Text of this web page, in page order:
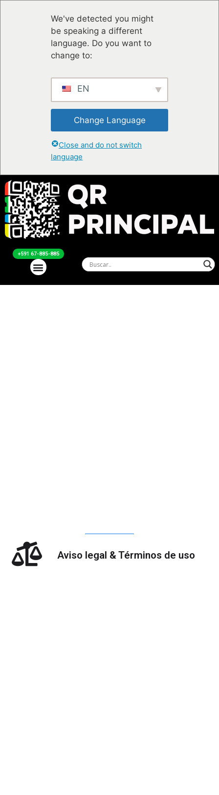
We've detected you might
be speaking a different
language. Do you want to
change to:
EN
Change Language
Close and do not switch
language
+591 67-885-885
Aviso legal & Términos de uso